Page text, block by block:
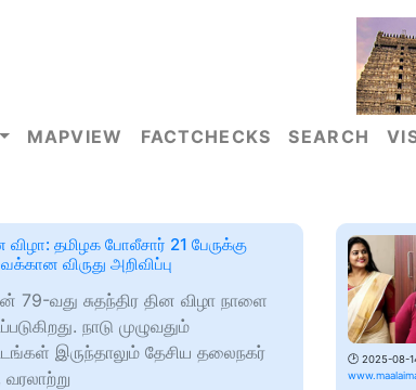
MAPVIEW FACTCHECKS SEARCH
விழா: தமிழக போலீசார் 21 பேருக்கு
விருது அறிவிப்பு
79-வது சுதந்திர தின விழா நாளை
நாடு முழுவதும்
இருந்தாலும் தேசிய தலைநகர்
🕑 2025-08-